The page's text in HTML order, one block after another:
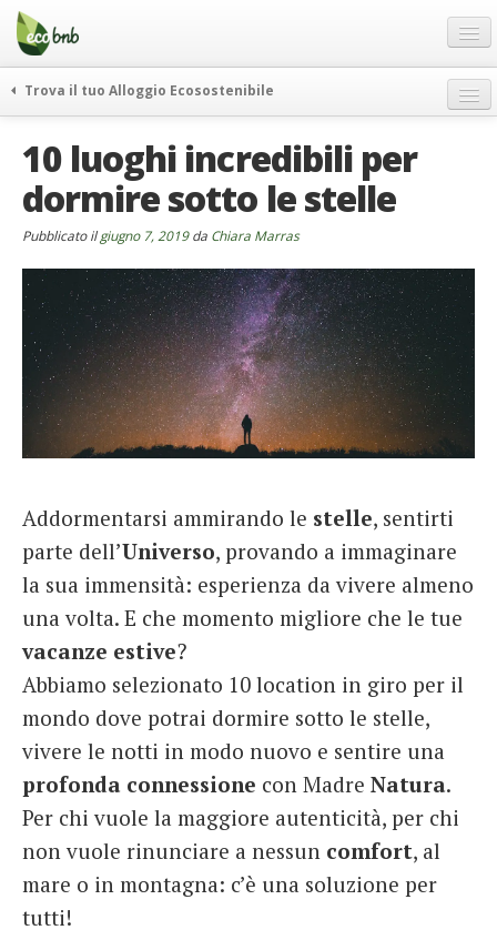
Menu
Salta
contenuto
Offerte Speciali
Regali
FAQ
Chi Siamo
Partner
Contatti
Italiano
German
English
French
Italiano
Trova il tuo Alloggio Ecosostenibile
itinerari
curiosità
vivere e viaggiare verde
ecohotel
rassegna stampa
10 luoghi incredibili per
dormire sotto le stelle
Pubblicato ilgiugno 7, 2019da Chiara Marras
Addormentarsi ammirando le stelle, sentirti
parte dell’Universo, provando a immaginare
la sua immensità: esperienza da vivere almeno
una volta. E che momento migliore che le tue
vacanze estive?
Abbiamo selezionato 10 location in giro per il
mondo dove potrai dormire sotto le stelle,
vivere le notti in modo nuovo e sentire una
profonda connessione con Madre Natura.
Per chi vuole la maggiore autenticità, per chi
non vuole rinunciare a nessun comfort, al
mare o in montagna: c’è una soluzione per
tutti!